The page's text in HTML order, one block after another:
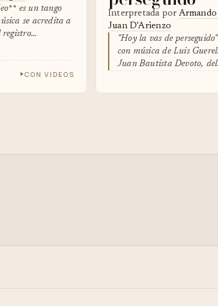
es un tango
se acredita a
registro…
CON VIDEOS
Interpretada por
Juan D'Arienzo
"Hoy la vas de
con música de Luis
Juan Bautista Devoto,